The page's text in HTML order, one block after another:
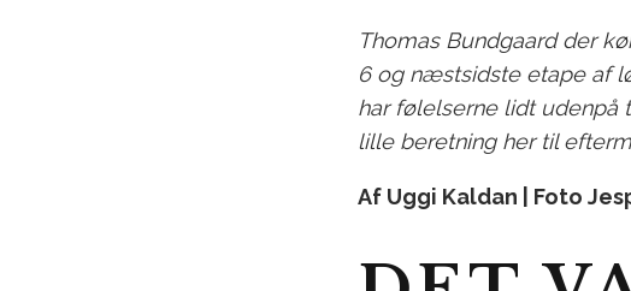
Thomas Bundgaard der
6 og næstsidste etape af
har følelserne lidt udenpå
lille beretning her til
Af Uggi Kaldan | Foto